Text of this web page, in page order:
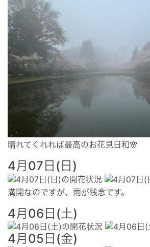
晴れてくれれば最高のお花見日和🌸
4月07日(日)
満開なのですが、雨が残念です。
4月06日(土)
4月05日(金)